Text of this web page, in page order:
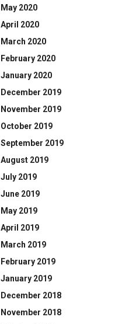
May 2020
April 2020
March 2020
February 2020
January 2020
December 2019
November 2019
October 2019
September 2019
August 2019
July 2019
June 2019
May 2019
April 2019
March 2019
February 2019
January 2019
December 2018
November 2018